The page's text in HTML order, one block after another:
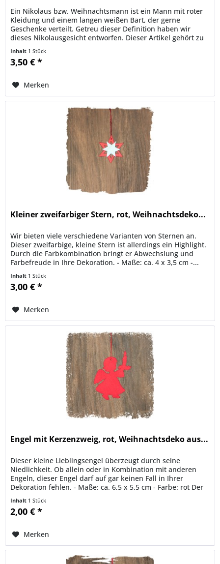
Ein Nikolaus bzw. Weihnachtsmann ist ein Mann mit roter
Kleidung und einem langen weißen Bart, der gerne
Geschenke verteilt. Getreu dieser Definition haben wir
dieses Nikolausgesicht entworfen. Dieser Artikel gehört zu
Inhalt 1 Stück
3,50 € *
Merken
Kleiner zweifarbiger Stern, rot, Weihnachtsdeko...
Wir bieten viele verschiedene Varianten von Sternen an.
Dieser zweifarbige, kleine Stern ist allerdings ein Highlight.
Durch die Farbkombination bringt er Abwechslung und
Farbefreude in Ihre Dekoration. - Maße: ca. 4 x 3,5 cm -...
Inhalt 1 Stück
3,00 € *
Merken
Engel mit Kerzenzweig, rot, Weihnachtsdeko aus...
Dieser kleine Lieblingsengel überzeugt durch seine
Niedlichkeit. Ob allein oder in Kombination mit anderen
Engeln, dieser Engel darf auf gar keinen Fall in Ihrer
Dekoration fehlen. - Maße: ca. 6,5 x 5,5 cm - Farbe: rot Der
Inhalt 1 Stück
2,00 € *
Merken